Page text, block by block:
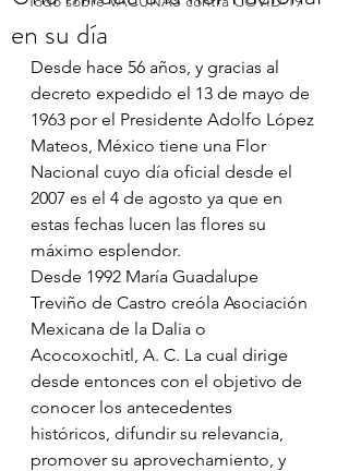
en su día
Desde hace 56 años, y gracias al
decreto expedido el 13 de mayo de
1963 por el Presidente Adolfo López
Mateos, México tiene una Flor
Nacional cuyo día oficial desde el
2007 es el 4 de agosto ya que en
estas fechas lucen las flores su
máximo esplendor.
Desde 1992 María Guadalupe
Treviño de Castro creóla Asociación
Mexicana de la Dalia o
Acocoxochitl, A. C. La cual dirige
desde entonces con el objetivo de
conocer los antecedentes
históricos, difundir su relevancia,
promover su aprovechamiento, y